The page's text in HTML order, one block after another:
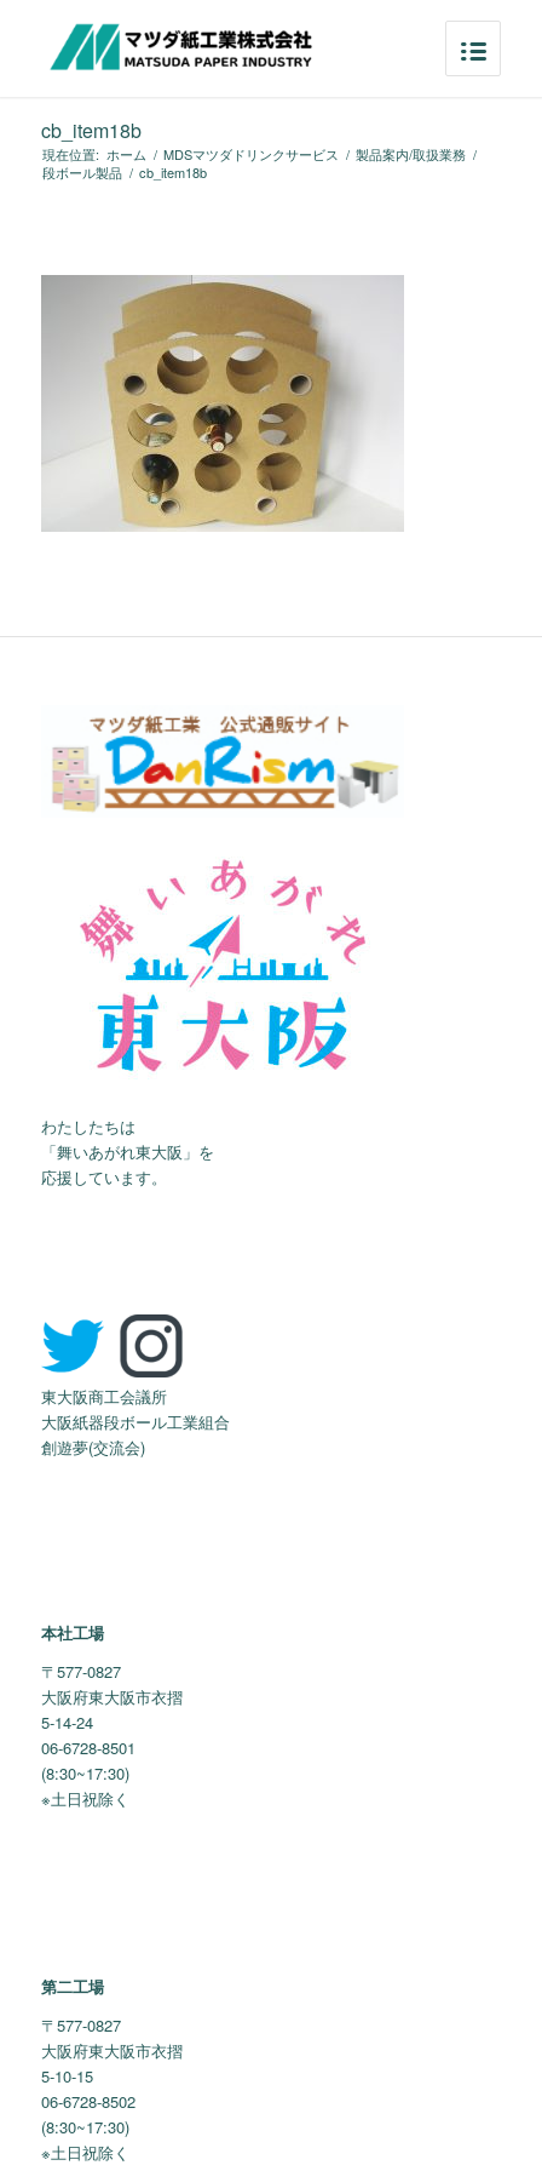
cb_item18b
現在位置: ホーム / MDSマツダドリンクサービス / 製品案内/取扱業務 /
段ボール製品 / cb_item18b
わたしたちは
「舞いあがれ東大阪」を
応援しています。
東大阪商工会議所
大阪紙器段ボール工業組合
創遊夢(交流会)
本社工場
〒577-0827
大阪府東大阪市衣摺
5-14-24
06-6728-8501
(8:30~17:30)
※土日祝除く
第二工場
〒577-0827
大阪府東大阪市衣摺
5-10-15
06-6728-8502
(8:30~17:30)
※土日祝除く